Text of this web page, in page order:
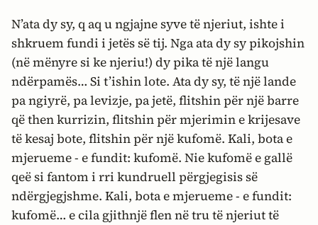
N’ata dy sy, q aq u ngjajne syve të njeriut, ishte i
shkruem fundi i jetës së tij. Nga ata dy sy pikojshin
(në mënyre si ke njeriu!) dy pika të një langu
ndërpamës… Si t’ishin lote. Ata dy sy, të një lande
pa ngiyrë, pa levizje, pa jetë, flitshin për një barre
që then kurrizin, flitshin për mjerimin e krijesave
të kesaj bote, flitshin për një kufomë. Kali, bota e
mjerueme - e fundit: kufomë. Nie kufomë e gallë
qeë si fantom i rri kundruell përgjegisis së
ndërgjegjshme. Kali, bota e mjerueme - e fundit:
kufomë… e cila gjithnjë flen në tru të njeriut të